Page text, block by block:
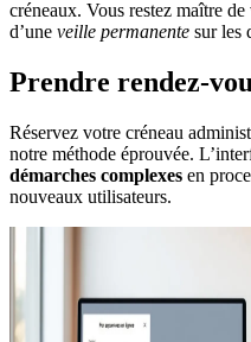
créneaux. Vous restez maître
d’une veille permanente sur les
Prendre rendez-
Réservez votre créneau
notre méthode éprouvée.
démarches complexes en
nouveaux utilisateurs.